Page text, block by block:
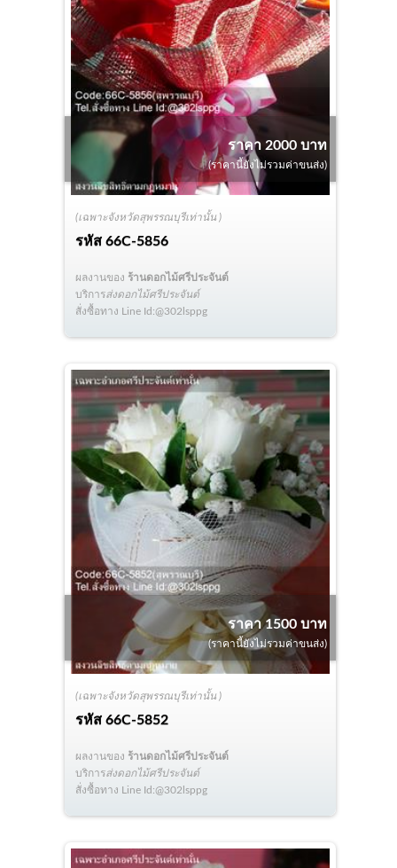
(เฉพาะจังหวัดสุพรรณบุรีเท่านั้น )
รหัส66C-5856
ราคา 2000 บาท
(ราคานี้ยังไม่รวมค่าขนส่ง)
ผลงานของ ร้านดอกไม้ศรีประจันต์
บริการส่งดอกไม้ศรีประจันต์
สั่งซื้อทาง Line Id:@302lsppg
(เฉพาะจังหวัดสุพรรณบุรีเท่านั้น )
รหัส66C-5852
ราคา 1500 บาท
(ราคานี้ยังไม่รวมค่าขนส่ง)
ผลงานของ ร้านดอกไม้ศรีประจันต์
บริการส่งดอกไม้ศรีประจันต์
สั่งซื้อทาง Line Id:@302lsppg